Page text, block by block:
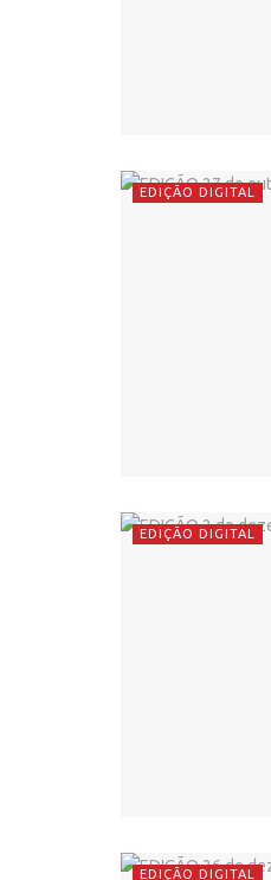
EDIÇÃO DIGITAL
EDIÇÃO DIGITAL
EDIÇÃO DIGITAL